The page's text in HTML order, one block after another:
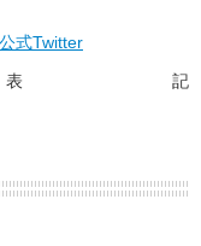
式Twitter
記